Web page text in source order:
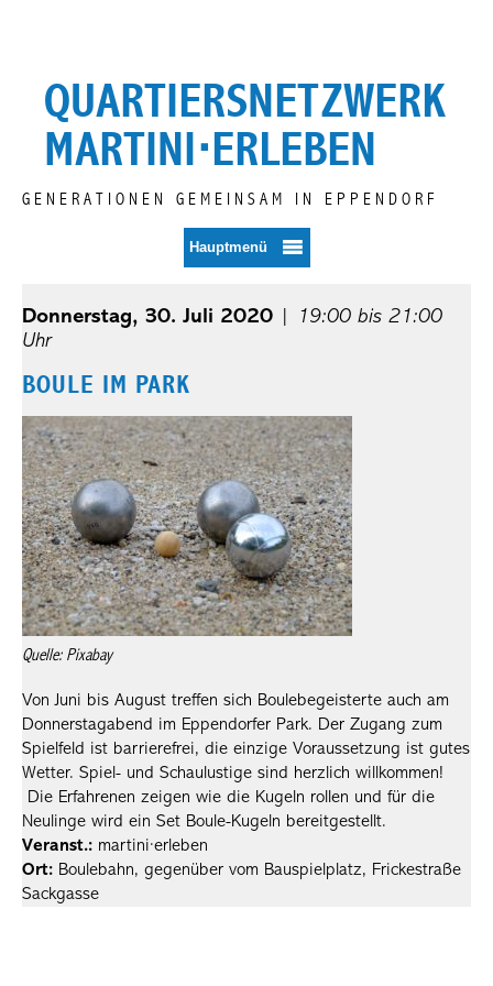
springen
QUARTIERSNETZWERK
MARTINI⋅ERLEBEN
GENERATIONEN GEMEINSAM IN EPPENDORF
Hauptmenü
Donnerstag, 30. Juli 2020
19:00 bis 21:00
Uhr
BOULE IM PARK
Quelle: Pixabay
Von Juni bis August treffen sich Boulebegeisterte auch am
Donnerstagabend im Eppendorfer Park. Der Zugang zum
Spielfeld ist barrierefrei, die einzige Voraussetzung ist gutes
Wetter. Spiel- und Schaulustige sind herzlich willkommen!
Die Erfahrenen zeigen wie die Kugeln rollen und für die
Neulinge wird ein Set Boule-Kugeln bereitgestellt.
Veranst.: martini·erleben
Ort: Boulebahn, gegenüber vom Bauspielplatz, Frickestraße
Sackgasse